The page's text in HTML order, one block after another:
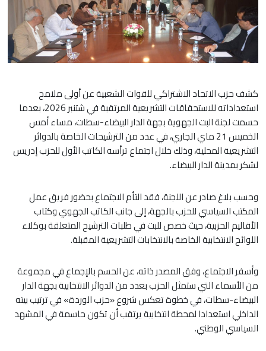
كشف حزب الاتحاد الاشتراكي للقوات الشعبية عن أولى ملامح
استعداداته للاستحقاقات التشريعية المرتقبة في شتنبر 2026، بعدما
حسمت لجنة البت الجهوية بجهة الدار البيضاء-سطات، مساء أمس
الخميس 21 ماي الجاري، في عدد من الترشيحات الخاصة بالدوائر
التشريعية المحلية، وذلك خلال اجتماع ترأسه الكاتب الأول للحزب إدريس
لشكر بمدينة الدار البيضاء.
وحسب بلاغ صادر عن اللجنة، فقد التأم الاجتماع بحضور فريق عمل
المكتب السياسي للحزب بالجهة، إلى جانب الكاتب الجهوي وكتاب
الأقاليم الحزبية، حيث خصص للبت في طلبات الترشيح المتعلقة بوكلاء
اللوائح الانتخابية الخاصة بالانتخابات التشريعية المقبلة.
وأسفر الاجتماع، وفق المصدر ذاته، عن الحسم بالإجماع في مجموعة
من الأسماء التي ستمثل الحزب بعدد من الدوائر الانتخابية بجهة الدار
البيضاء-سطات، في خطوة تعكس شروع «حزب الوردة» في ترتيب بيته
الداخلي استعدادا لمحطة انتخابية يرتقب أن تكون حاسمة في المشهد
السياسي الوطني.